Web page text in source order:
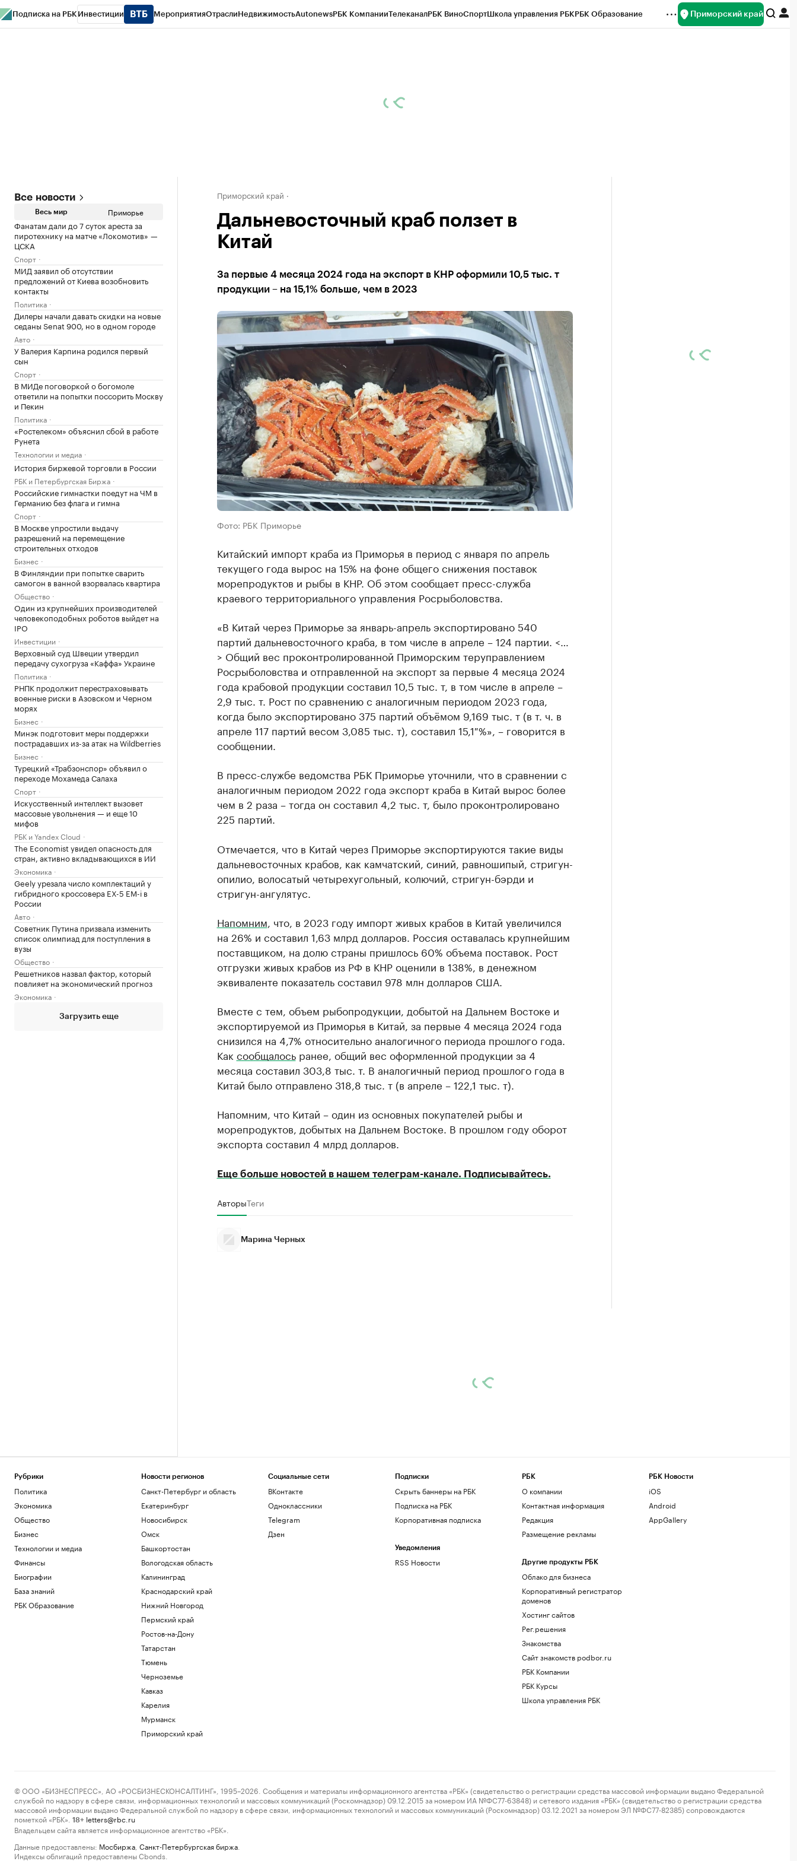
Подписка на РБК Инвестиции МероприятияОтраслиНедвижимостьAutonewsРБК КомпанииТелеканалРБК ВиноСпортШкола управления РБКРБК Образование Приморский край
Все новости
Весь мир Приморье
Фанатам дали до 7 суток ареста за
пиротехнику на матче «Локомотив» —
ЦСКА
Спорт
МИД заявил об отсутствии
предложений от Киева возобновить
контакты
Политика
Дилеры начали давать скидки на новые
седаны Senat 900, но в одном городе
Авто
У Валерия Карпина родился первый
сын
Спорт
В МИДе поговоркой о богомоле
ответили на попытки поссорить Москву
и Пекин
Политика
«Ростелеком» объяснил сбой в работе
Рунета
Технологии и медиа
История биржевой торговли в России
РБК и Петербургская Биржа
Российские гимнастки поедут на ЧМ в
Германию без флага и гимна
Спорт
В Москве упростили выдачу
разрешений на перемещение
строительных отходов
Бизнес
В Финляндии при попытке сварить
самогон в ванной взорвалась квартира
Общество
Один из крупнейших производителей
человекоподобных роботов выйдет на
IPO
Инвестиции
Верховный суд Швеции утвердил
передачу сухогруза «Каффа» Украине
Политика
РНПК продолжит перестраховывать
военные риски в Азовском и Черном
морях
Бизнес
Минэк подготовит меры поддержки
пострадавших из-за атак на Wildberries
Бизнес
Турецкий «Трабзонспор» объявил о
переходе Мохамеда Салаха
Спорт
Искусственный интеллект вызовет
массовые увольнения — и еще 10
мифов
РБК и Yandex Cloud
The Economist увидел опасность для
стран, активно вкладывающихся в ИИ
Экономика
Geely урезала число комплектаций у
гибридного кроссовера EX-5 EM-i в
России
Авто
Советник Путина призвала изменить
список олимпиад для поступления в
вузы
Общество
Решетников назвал фактор, который
повлияет на экономический прогноз
Экономика
Загрузить еще
Приморский край
Дальневосточный краб ползет в
Китай
За первые 4 месяца 2024 года на экспорт в КНР оформили 10,5 тыс. т
продукции – на 15,1% больше, чем в 2023
Фото: РБК Приморье
Китайский импорт краба из Приморья в период с января по апрель
текущего года вырос на 15% на фоне общего снижения поставок
морепродуктов и рыбы в КНР. Об этом сообщает пресс-служба
краевого территориального управления Росрыболовства.
«В Китай через Приморье за январь-апрель экспортировано 540
партий дальневосточного краба, в том числе в апреле – 124 партии. <…
> Общий вес проконтролированной Приморским теруправлением
Росрыболовства и отправленной на экспорт за первые 4 месяца 2024
года крабовой продукции составил 10,5 тыс. т, в том числе в апреле –
2,9 тыс. т. Рост по сравнению с аналогичным периодом 2023 года,
когда было экспортировано 375 партий объёмом 9,169 тыс. т (в т. ч. в
апреле 117 партий весом 3,085 тыс. т), составил 15,1 %», – говорится в
сообщении.
В пресс-службе ведомства РБК Приморье уточнили, что в сравнении с
аналогичным периодом 2022 года экспорт краба в Китай вырос более
чем в 2 раза – тогда он составил 4,2 тыс. т, было проконтролировано
225 партий.
Отмечается, что в Китай через Приморье экспортируются такие виды
дальневосточных крабов, как камчатский, синий, равношипый, стригун-
опилио, волосатый четырехугольный, колючий, стригун-бэрди и
стригун-ангулятус.
Напомним , что, в 2023 году импорт живых крабов в Китай увеличился
на 26% и составил 1,63 млрд долларов. Россия оставалась крупнейшим
поставщиком, на долю страны пришлось 60% объема поставок. Рост
отгрузки живых крабов из РФ в КНР оценили в 138%, в денежном
эквиваленте показатель составил 978 млн долларов США.
Вместе с тем, объем рыбопродукции, добытой на Дальнем Востоке и
экспортируемой из Приморья в Китай, за первые 4 месяца 2024 года
снизился на 4,7% относительно аналогичного периода прошлого года.
Как сообщалосьранее, общий вес оформленной продукции за 4
месяца составил 303,8 тыс. т. В аналогичный период прошлого года в
Китай было отправлено 318,8 тыс. т (в апреле – 122,1 тыс. т).
Напомним, что Китай – один из основных покупателей рыбы и
морепродуктов, добытых на Дальнем Востоке. В прошлом году оборот
экспорта составил 4 млрд долларов.
Еще больше новостей в нашем телеграм-канале. Подписывайтесь.
АвторыТеги
Марина Черных
Рубрики
Политика
Экономика
Общество
Бизнес
Технологии и медиа
Финансы
Биографии
База знаний
РБК Образование
Новости регионов
Санкт-Петербург и область
Екатеринбург
Новосибирск
Омск
Башкортостан
Вологодская область
Калининград
Краснодарский край
Нижний Новгород
Пермский край
Ростов-на-Дону
Татарстан
Тюмень
Черноземье
Кавказ
Карелия
Мурманск
Приморский край
Социальные сети
ВКонтакте
Одноклассники
Telegram
Дзен
Подписки
Скрыть баннеры на РБК
Подписка на РБК
Корпоративная подписка
Уведомления
RSS Новости
РБК
О компании
Контактная информация
Редакция
Размещение рекламы
Другие продукты РБК
Облако для бизнеса
Корпоративный регистратор
доменов
Хостинг сайтов
Рег.решения
Знакомства
Сайт знакомств podbor.ru
РБК Компании
РБК Курсы
Школа управления РБК
РБК Новости
iOS
Android
AppGallery
© ООО «БИЗНЕСПРЕСС», АО «РОСБИЗНЕСКОНСАЛТИНГ», 1995–2026. Сообщения и материалы информационного агентства «РБК» (свидетельство о регистрации средства массовой информации выдано Федеральной
службой по надзору в сфере связи, информационных технологий и массовых коммуникаций (Роскомнадзор) 09.12.2015 за номером ИА №ФС77-63848) и сетевого издания «РБК» (свидетельство о регистрации средства
массовой информации выдано Федеральной службой по надзору в сфере связи, информационных технологий и массовых коммуникаций (Роскомнадзор) 03.12.2021 за номером ЭЛ №ФС77-82385) сопровождаются
пометкой «РБК».
18+ letters@rbc.ru
Владельцем сайта является информационное агентство «РБК».
Данные предоставлены: Мосбиржа Санкт-Петербургская биржа
Индексы облигаций предоставлены Cbonds.